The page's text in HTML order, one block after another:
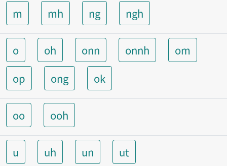
m mh ng ngh
o oh onn onnh
om
op
ong ok
oo ooh
u uh un ut